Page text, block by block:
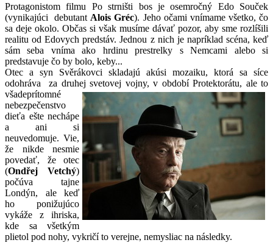
Protagonistom filmu Po strništi bos je osemročný Edo Souček
(vynikajúci debutant Alois Gréc). Jeho očami vnímame všetko, čo
sa deje okolo. Občas si však musíme dávať pozor, aby sme rozlíšili
realitu od Edovych predstáv. Jednou z nich je napríklad scéna, keď
sám seba vníma ako hrdinu prestrelky s Nemcami alebo si
predstavuje čo by bolo, keby...
Otec a syn Svěrákovci skladajú akúsi mozaiku, ktorá sa síce
odohráva za druhej svetovej vojny, v období Protektorátu, ale to
všadeprítomné
nebezpečenstvo
dieťa ešte nechápe
a ani si
neuvedomuje. Vie,
že nikde nesmie
povedať, že otec
(Ondřej Vetchý)
počúva tajne
Londýn, ale keď
ho ponižujúco
vykáže z ihriska,
kde sa všetkým
plietol pod nohy, vykričí to verejne, nemysliac na následky.